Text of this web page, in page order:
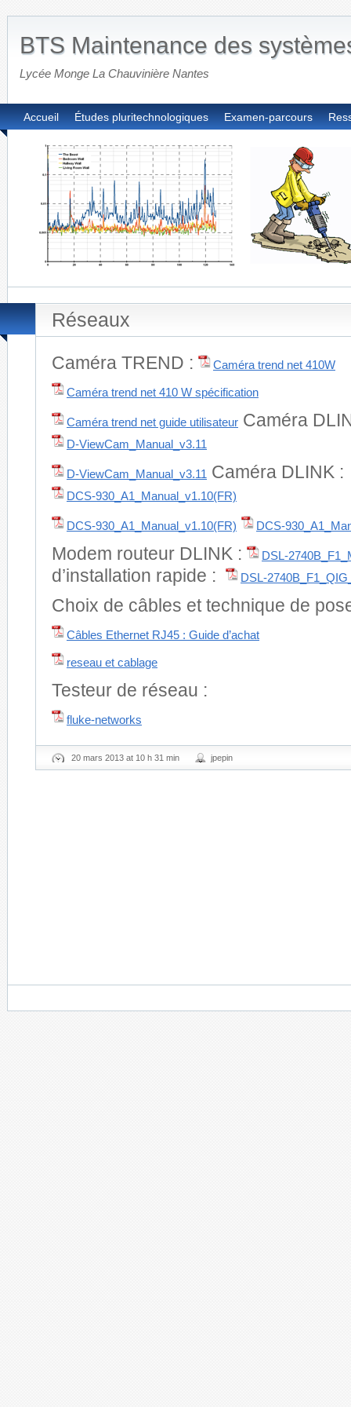
BTS Maintenance des
Lycée Monge La Chauvinière Nantes
Accueil Études pluritechnologiques Examen-parcours
Réseaux
Caméra TREND : Caméra trend net 410W
Caméra trend net 410 W spécification
Caméra trend net guide utilisateur Caméra
D-ViewCam_Manual_v3.11
D-ViewCam_Manual_v3.11 Caméra DLINK :
DCS-930_A1_Manual_v1.10(FR)
DCS-930_A1_Manual_v1.10(FR) DCS-
Modem routeur DLINK : DSL-
d’installation rapide : DSL-
Choix de câbles et technique de
Câbles Ethernet RJ45 : Guide d’achat
reseau et cablage
Testeur de réseau :
fluke-networks
20 mars 2013 at 10 h 31 min jpepin